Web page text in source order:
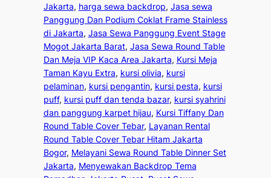
Jakarta, harga sewa backdrop, Jasa sewa
Panggung Dan Podium Coklat Frame Stainless
di Jakarta, Jasa Sewa Panggung Event Stage
Mogot Jakarta Barat, Jasa Sewa Round Table
Dan Meja VIP Kaca Area Jakarta, Kursi Meja
Taman Kayu Extra, kursi olivia, kursi
pelaminan, kursi pengantin, kursi pesta, kursi
puff, kursi puff dan tenda bazar, kursi syahrini
dan panggung karpet hijau, Kursi Tiffany Dan
Round Table Cover Tebar, Layanan Rental
Round Table Cover Tebar Hitam Jakarta
Bogor, Melayani Sewa Round Table Dinner Set
Jakarta, Menyewakan Backdrop Tema